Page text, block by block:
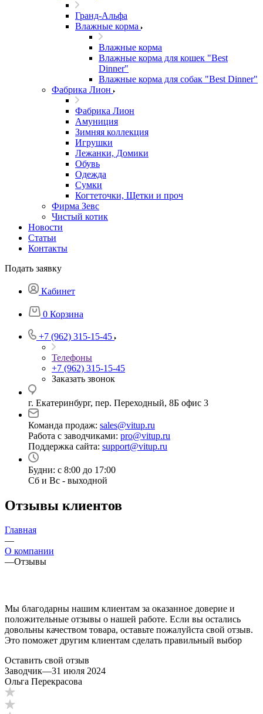
Гранд-Альфа
Влажные корма
Влажные корма
Влажные корма для кошек "Best
Dinner"
Влажные корма для собак "Best Dinner"
Фабрика Лион
Фабрика Лион
Амуниция
Зимняя коллекция
Игрушки
Лежанки, Домики
Обувь
Одежда
Сумки
Когтеточки, Щетки и проч
Фирма Зевс
Чистый котик
Новости
Статьи
Контакты
Подать заявку
Кабинет
0 Корзина
+7 (962) 315-15-45
Телефоны
+7 (962) 315-15-45
Заказать звонок
г. Екатеринбург, пер. Переходный, 8Б офис 3
Команда продаж: sales@vitup.ru
Работа с заводчиками: pro@vitup.ru
Поддержка сайта: support@vitup.ru
Будни: с 8:00 до 17:00
Сб и Вс - выходной
Отзывы клиентов
Главная
—
О компании
—Отзывы
Мы благодарны нашим клиентам за оказанное доверие и
положительные отзывы о нашей работе. Если вы остались
довольны качеством товара, оставьте пожалуйста свой отзыв.
Это поможет другим клиентам сделать правильный выбор
Оставить свой отзыв
Заводчик—31 июля 2024
Ольга Перекрасова